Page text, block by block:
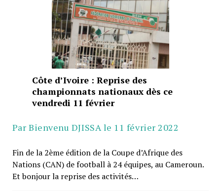
Côte d’Ivoire : Reprise des
championnats nationaux dès ce
vendredi 11 février
Par Bienvenu DJISSA le 11 février 2022
Fin de la 2ème édition de la Coupe d’Afrique des
Nations (CAN) de football à 24 équipes, au Cameroun.
Et bonjour la reprise des activités…